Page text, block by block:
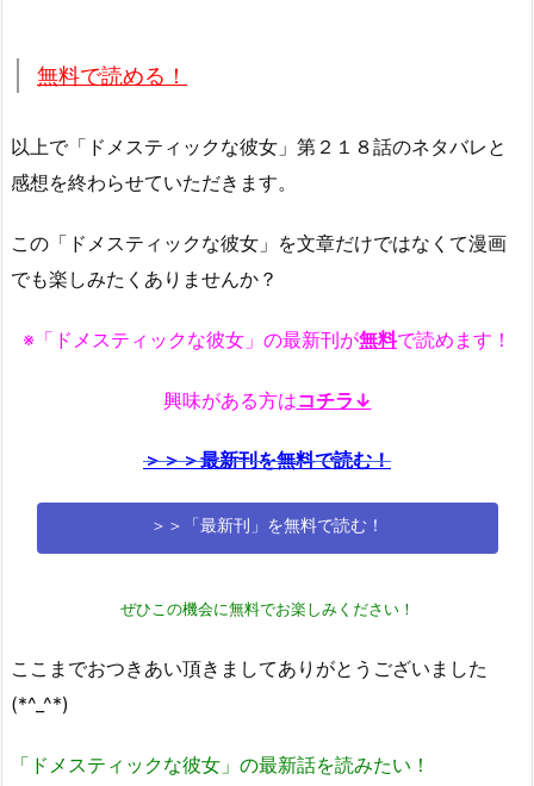
無料で読める！
以上で「ドメスティックな彼女」第２１８話のネタバレと
感想を終わらせていただきます。
この「ドメスティックな彼女」を文章だけではなくて漫画
でも楽しみたくありませんか？
※「ドメスティックな彼女」の最新刊が無料で読めます！
興味がある方はコチラ↓
＞＞＞最新刊を無料で読む！
＞＞「最新刊」を無料で読む！
ぜひこの機会に無料でお楽しみください！
ここまでおつきあい頂きましてありがとうございました
(*^_^*)
「ドメスティックな彼女」の最新話を読みたい！